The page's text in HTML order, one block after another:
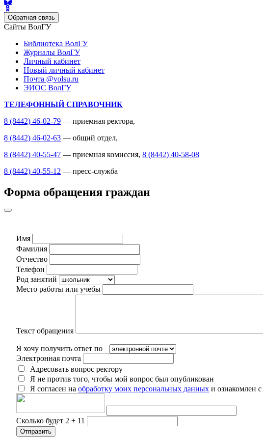
Обратная связь
Сайты ВолГУ
Библиотека ВолГУ
Журналы ВолГУ
Личный кабинет
Новый личный кабинет
Почта @volsu.ru
ЭИОС ВолГУ
ТЕЛЕФОННЫЙ СПРАВОЧНИК
8 (8442) 46-02-79 — приемная ректора,
8 (8442) 46-02-63 — общий отдел,
8 (8442) 40-55-47 — приемная комиссия, 8 (8442) 40-58-08
8 (8442) 40-55-12 — пресс-служба
Форма обращения граждан
Имя
Фамилия
Отчество
Телефон
Род занятий
Место работы или учебы
Текст обращения
Я хочу получить ответ по
Электронная почта
Адресовать вопрос ректору
Я не против того, чтобы мой вопрос был опубликован
Я согласен на обработку моих персональных данных и ознакомлен с
Сколько будет 2 + 11